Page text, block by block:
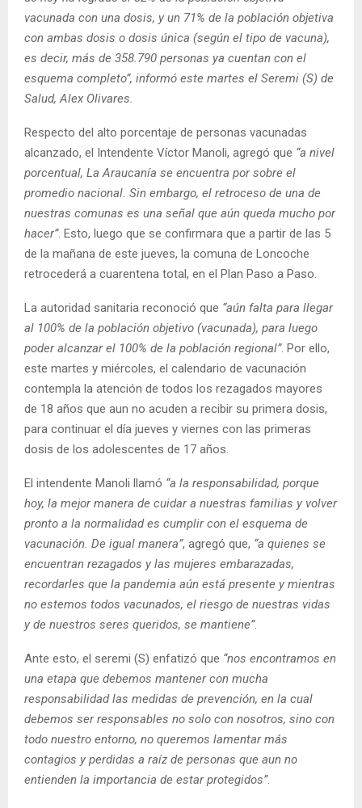
U
vacunada con una dosis, y un 71% de la población objetiva
con ambas dosis o dosis única (según el tipo de vacuna),
es decir, más de 358.790 personas ya cuentan con el
esquema completo”, informó este martes el Seremi (S) de
Salud, Alex Olivares.
Respecto del alto porcentaje de personas vacunadas
alcanzado, el Intendente Víctor Manoli, agregó que “a nivel
porcentual, La Araucanía se encuentra por sobre el
promedio nacional. Sin embargo, el retroceso de una de
nuestras comunas es una señal que aún queda mucho por
hacer”. Esto, luego que se confirmara que a partir de las 5
de la mañana de este jueves, la comuna de Loncoche
retrocederá a cuarentena total, en el Plan Paso a Paso.
La autoridad sanitaria reconoció que “aún falta para llegar
al 100% de la población objetivo (vacunada), para luego
poder alcanzar el 100% de la población regional”. Por ello,
este martes y miércoles, el calendario de vacunación
contempla la atención de todos los rezagados mayores
de 18 años que aun no acuden a recibir su primera dosis,
para continuar el día jueves y viernes con las primeras
dosis de los adolescentes de 17 años.
El intendente Manoli llamó “a la responsabilidad, porque
hoy, la mejor manera de cuidar a nuestras familias y volver
pronto a la normalidad es cumplir con el esquema de
vacunación. De igual manera”, agregó que, “a quienes se
encuentran rezagados y las mujeres embarazadas,
recordarles que la pandemia aún está presente y mientras
no estemos todos vacunados, el riesgo de nuestras vidas
y de nuestros seres queridos, se mantiene”.
Ante esto, el seremi (S) enfatizó que “nos encontramos en
una etapa que debemos mantener con mucha
responsabilidad las medidas de prevención, en la cual
debemos ser responsables no solo con nosotros, sino con
todo nuestro entorno, no queremos lamentar más
contagios y perdidas a raíz de personas que aun no
entienden la importancia de estar protegidos”.